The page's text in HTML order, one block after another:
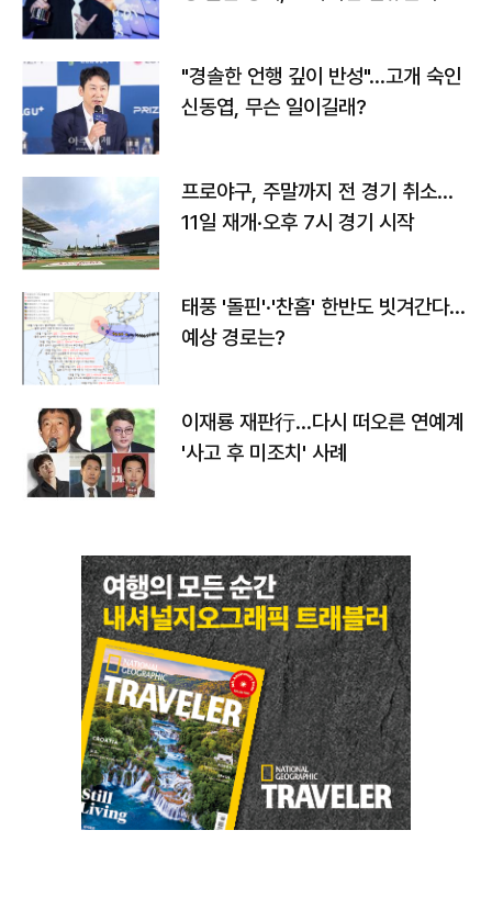
"경솔한 언행 깊이 반성"…고개 숙인
신동엽, 무슨 일이길래?
프로야구, 주말까지 전 경기 취소…
11일 재개·오후 7시 경기 시작
태풍 '돌핀'·'찬홈' 한반도 빗겨간다…
예상 경로는?
이재룡 재판行…다시 떠오른 연예계
'사고 후 미조치' 사례